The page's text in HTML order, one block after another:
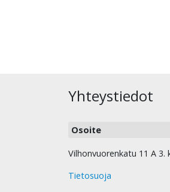
Yhteystiedot
Osoite
Vilhonvuorenkatu 11 A 3.
Tietosuoja